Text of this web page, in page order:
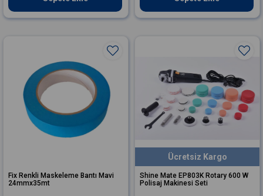
Fix Renkli Maskeleme Bantı Mavi
24mmx35mt
Shine Mate EP803K Rotary 600 W
Polisaj Makinesi Seti
Ücretsiz Kargo